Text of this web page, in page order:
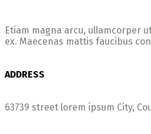
Etiam magna arcu, ullamcorper
ex. Maecenas mattis faucibus
ADDRESS
63739 street lorem ipsum City,